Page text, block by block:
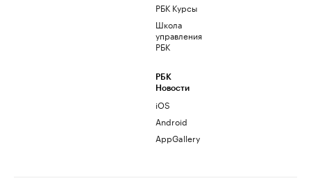
РБК Курсы
Школа
управления
РБК
РБК
Новости
iOS
Android
AppGallery